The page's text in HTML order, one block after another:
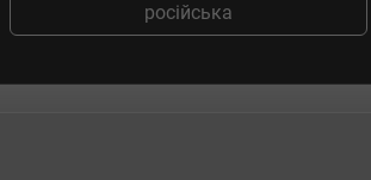
органайзер для
російська